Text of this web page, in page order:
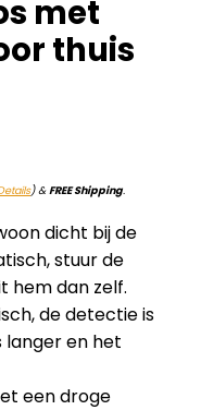
met
thuis
)&FREE Shipping.
dicht bij de
stuur de
hem dan zelf.
de detectie is
langer en het
een droge